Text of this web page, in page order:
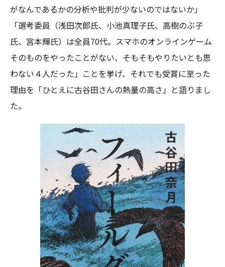
がなんであるかの分析や批判が少ないのではないか」
「選考委員（浅田次郎氏、小池真理子氏、高樹のぶ子
氏、宮本輝氏）は全員70代。スマホのオンラインゲーム
そのものをやったことがない、そもそもやりたいとも思
わない４人だった」ことを挙げ、それでも受賞に至った
理由を「ひとえに古谷田さんの熱量の高さ」と語りまし
た。